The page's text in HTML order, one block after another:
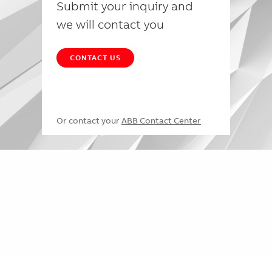
Submit your inquiry and
we will contact you
CONTACT US
Or contact your ABB Contact Center